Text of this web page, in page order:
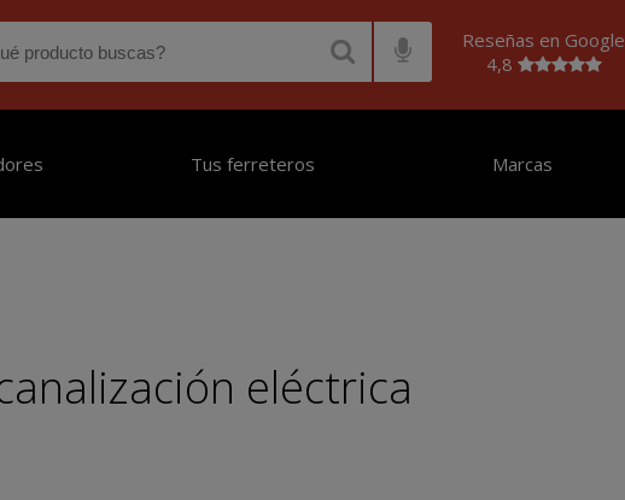
Reseñas en Google
4,8
Tus ferreteros Marcas
eléctrica